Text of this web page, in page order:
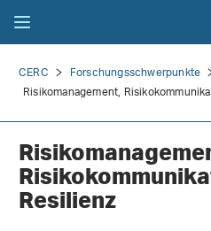
CERC
Forschungsschwerpunkte
Risikomanagement,
Resilienz